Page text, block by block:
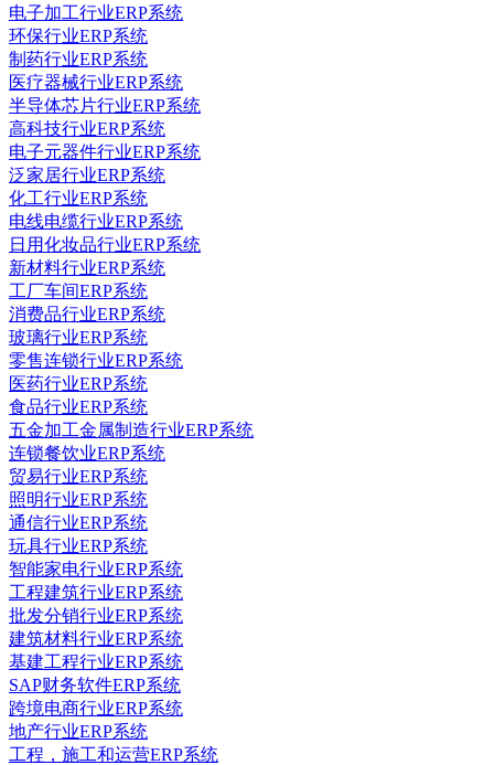
电子加工行业ERP系统
环保行业ERP系统
制药行业ERP系统
医疗器械行业ERP系统
半导体芯片行业ERP系统
高科技行业ERP系统
电子元器件行业ERP系统
泛家居行业ERP系统
化工行业ERP系统
电线电缆行业ERP系统
日用化妆品行业ERP系统
新材料行业ERP系统
工厂车间ERP系统
消费品行业ERP系统
玻璃行业ERP系统
零售连锁行业ERP系统
医药行业ERP系统
食品行业ERP系统
五金加工金属制造行业ERP系统
连锁餐饮业ERP系统
贸易行业ERP系统
照明行业ERP系统
通信行业ERP系统
玩具行业ERP系统
智能家电行业ERP系统
工程建筑行业ERP系统
批发分销行业ERP系统
建筑材料行业ERP系统
基建工程行业ERP系统
SAP财务软件ERP系统
跨境电商行业ERP系统
地产行业ERP系统
工程，施工和运营ERP系统